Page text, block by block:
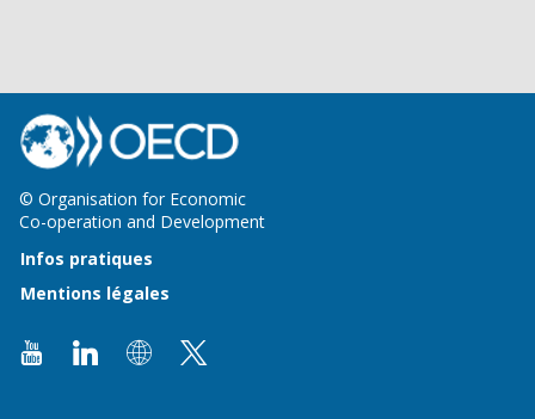
© Organisation for Economic
Co-operation and Development
Infos pratiques
Mentions légales